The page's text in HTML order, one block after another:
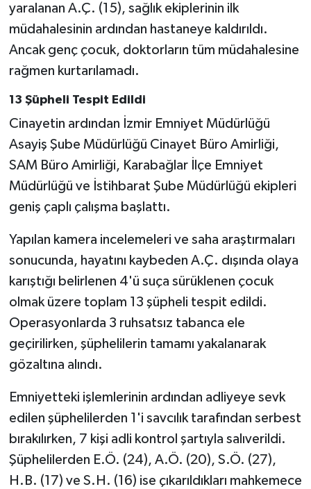
yaralanan A.Ç. (15), sağlık ekiplerinin ilk
müdahalesinin ardından hastaneye kaldırıldı.
Ancak genç çocuk, doktorların tüm müdahalesine
rağmen kurtarılamadı.
13 Şüpheli Tespit Edildi
Cinayetin ardından İzmir Emniyet Müdürlüğü
Asayiş Şube Müdürlüğü Cinayet Büro Amirliği,
SAM Büro Amirliği, Karabağlar İlçe Emniyet
Müdürlüğü ve İstihbarat Şube Müdürlüğü ekipleri
geniş çaplı çalışma başlattı.
Yapılan kamera incelemeleri ve saha araştırmaları
sonucunda, hayatını kaybeden A.Ç. dışında olaya
karıştığı belirlenen 4'ü suça sürüklenen çocuk
olmak üzere toplam 13 şüpheli tespit edildi.
Operasyonlarda 3 ruhsatsız tabanca ele
geçirilirken, şüphelilerin tamamı yakalanarak
gözaltına alındı.
Emniyetteki işlemlerinin ardından adliyeye sevk
edilen şüphelilerden 1'i savcılık tarafından serbest
bırakılırken, 7 kişi adli kontrol şartıyla salıverildi.
Şüphelilerden E.Ö. (24), A.Ö. (20), S.Ö. (27),
H.B. (17) ve S.H. (16) ise çıkarıldıkları mahkemece